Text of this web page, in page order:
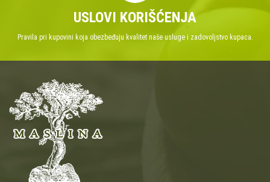
USLOVI KORIŠĆENJA
Pravila pri kupovini koja obezbeđuju kvalitet naše usluge i zadovoljstvo kupaca.